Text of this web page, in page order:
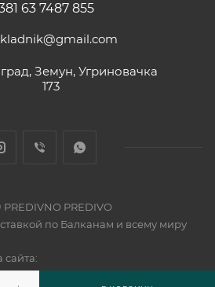
63 7487 855
Земун, Угриновачка
173
PREDIVO
по Балканам и всему миру
сайта: